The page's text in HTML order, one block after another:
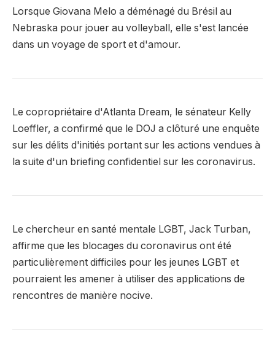
Lorsque Giovana Melo a déménagé du Brésil au
Nebraska pour jouer au volleyball, elle s'est lancée
dans un voyage de sport et d'amour.
Le copropriétaire d'Atlanta Dream, le sénateur Kelly
Loeffler, a confirmé que le DOJ a clôturé une enquête
sur les délits d'initiés portant sur les actions vendues à
la suite d'un briefing confidentiel sur les coronavirus.
Le chercheur en santé mentale LGBT, Jack Turban,
affirme que les blocages du coronavirus ont été
particulièrement difficiles pour les jeunes LGBT et
pourraient les amener à utiliser des applications de
rencontres de manière nocive.